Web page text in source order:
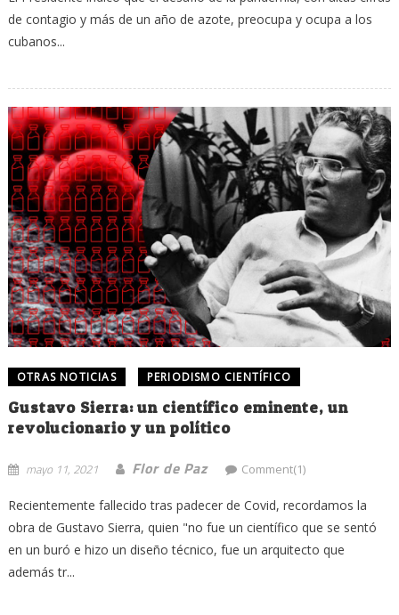
de contagio y más de un año de azote, preocupa y ocupa a los
cubanos...
OTRAS NOTICIAS PERIODISMO CIENTÍFICO
Gustavo Sierra: un científico eminente, un
revolucionario y un político
mayo 11, 2021 Flor de Paz Comment(1)
Recientemente fallecido tras padecer de Covid, recordamos la
obra de Gustavo Sierra, quien "no fue un científico que se sentó
en un buró e hizo un diseño técnico, fue un arquitecto que
además tr...